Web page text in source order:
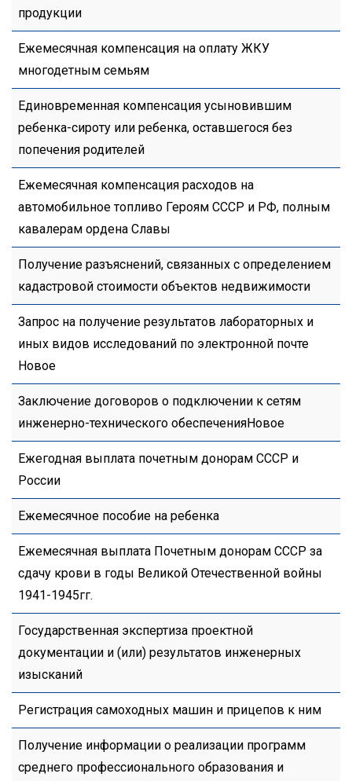
продукции
Ежемесячная компенсация на оплату ЖКУ
многодетным семьям
Единовременная компенсация усыновившим
ребенка-сироту или ребенка, оставшегося без
попечения родителей
Ежемесячная компенсация расходов на
автомобильное топливо Героям СССР и РФ, полным
кавалерам ордена Славы
Получение разъяснений, связанных с определением
кадастровой стоимости объектов недвижимости
Запрос на получение результатов лабораторных и
иных видов исследований по электронной почте
Новое
Заключение договоров о подключении к сетям
инженерно-технического обеспеченияНовое
Ежегодная выплата почетным донорам СССР и
России
Ежемесячное пособие на ребенка
Ежемесячная выплата Почетным донорам СССР за
сдачу крови в годы Великой Отечественной войны
1941-1945гг.
Государственная экспертиза проектной
документации и (или) результатов инженерных
изысканий
Регистрация самоходных машин и прицепов к ним
Получение информации о реализации программ
среднего профессионального образования и